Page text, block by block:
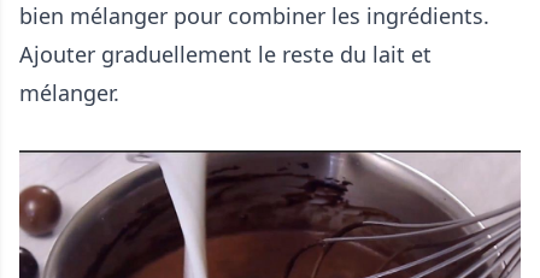
bien mélanger pour combiner les ingrédients.
Ajouter graduellement le reste du lait et
mélanger.